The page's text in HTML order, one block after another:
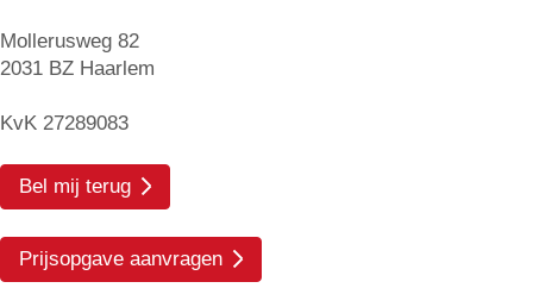
Mollerusweg 82
2031 BZ Haarlem
KvK 27289083
Bel mij terug
Prijsopgave aanvragen